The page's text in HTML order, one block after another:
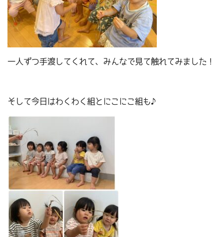
一人ずつ手渡してくれて、みんなで見て触れてみました！
そして今日はわくわく組とにこにこ組も♪